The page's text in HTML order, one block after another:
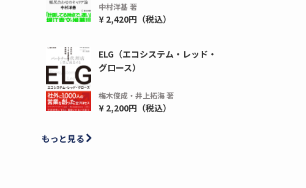
中村洋基 著
¥ 2,420円（税込）
ELG（エコシステム・レッド・
グロース）
梅木俊成・井上拓海 著
¥ 2,200円（税込）
もっと見る